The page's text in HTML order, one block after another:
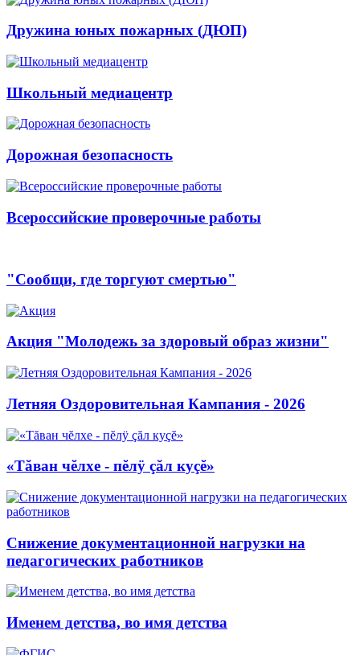
Дружина юных пожарных (ДЮП)
Школьный медиацентр
Дорожная безопасность
Всероссийские проверочные работы
"Сообщи, где торгуют смертью"
Акция "Молодежь за здоровый образ жизни"
Летняя Оздоровительная Кампания - 2026
«Тăван чĕлхе - пĕлÿ çăл куçĕ»
Снижение документационной нагрузки на
педагогических работников
Именем детства, во имя детства